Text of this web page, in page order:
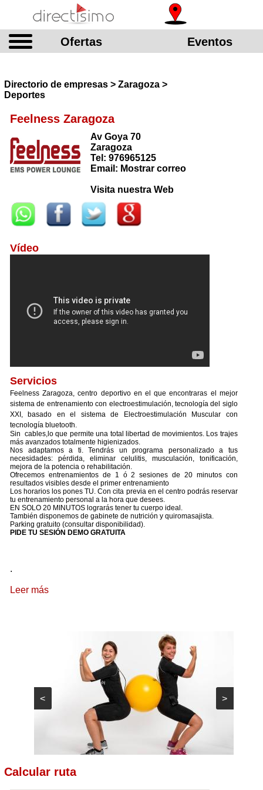
Ofertas Eventos
Directorio de empresas > Zaragoza >
Deportes
Feelness Zaragoza
Av Goya 70
Zaragoza
Tel: 976965125
Email: Mostrar correo
Visita nuestra Web
Vídeo
Servicios
Feelness Zaragoza, centro deportivo en el que encontraras el mejor
sistema de entrenamiento con electroestimulación, tecnología del siglo
XXI, basado en el sistema de Electroestimulación Muscular con
tecnología bluetooth.
Sin cables,lo que permite una total libertad de movimientos. Los trajes
más avanzados totalmente higienizados.
Nos adaptamos a ti. Tendrás un programa personalizado a tus
necesidades: pérdida, eliminar celulitis, musculación, tonificación,
mejora de la potencia o rehabilitación.
Ofrecemos entrenamientos de 1 ó 2 sesiones de 20 minutos con
resultados visibles desde el primer entrenamiento
Los horarios los pones TU. Con cita previa en el centro podrás reservar
tu entrenamiento personal a la hora que desees.
EN SOLO 20 MINUTOS lograrás tener tu cuerpo ideal.
También disponemos de gabinete de nutrición y quiromasajista.
Parking gratuito (consultar disponibilidad).
PIDE TU SESIÓN DEMO GRATUITA
.
Leer más
< >
Calcular ruta